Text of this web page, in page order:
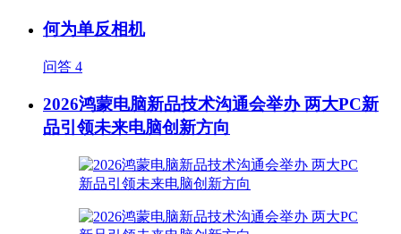
何为单反相机
问答 4
2026鸿蒙电脑新品技术沟通会举办 两大PC新
品引领未来电脑创新方向